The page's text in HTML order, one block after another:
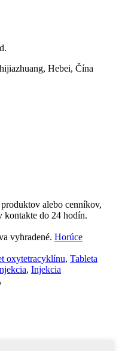
Hebei, Čína
alebo cenníkov,
kontakte do 24 hodín.
vyhradené. Horúce
oxytetracyklínu, Tableta
, Injekcia
,